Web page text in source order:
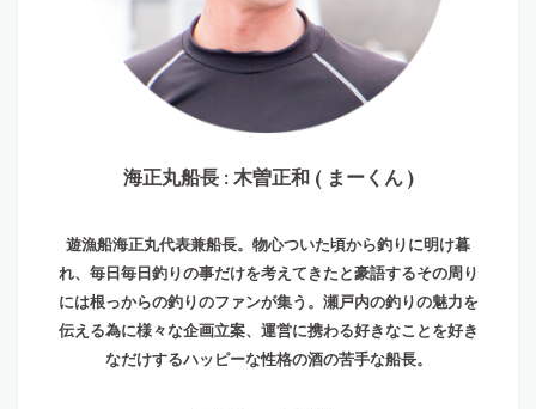
海正丸船長 : 木曽正和 ( まーくん )
遊漁船海正丸代表兼船長。物心ついた頃から釣りに明け暮
れ、毎日毎日釣りの事だけを考えてきたと豪語するその周り
には根っからの釣りのファンが集う。瀬戸内の釣りの魅力を
伝える為に様々な企画立案、運営に携わる好きなことを好き
なだけするハッピーな性格の酒の苦手な船長。